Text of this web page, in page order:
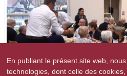
En publiant le présent site web,
technologies, dont celle des